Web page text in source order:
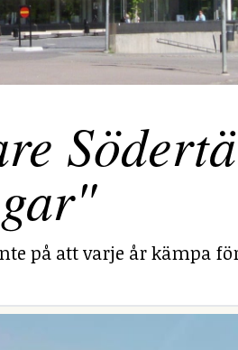
på att varje år kämpa